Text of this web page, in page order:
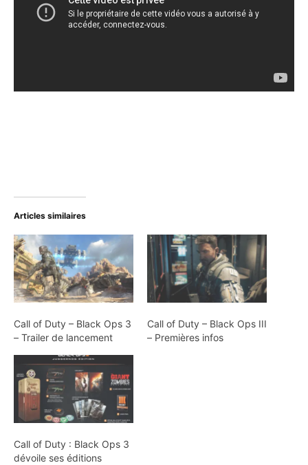
Articles similaires
Call of Duty – Black Ops 3
– Trailer de lancement
Call of Duty – Black Ops III
– Premières infos
Call of Duty : Black Ops 3
dévoile ses éditions